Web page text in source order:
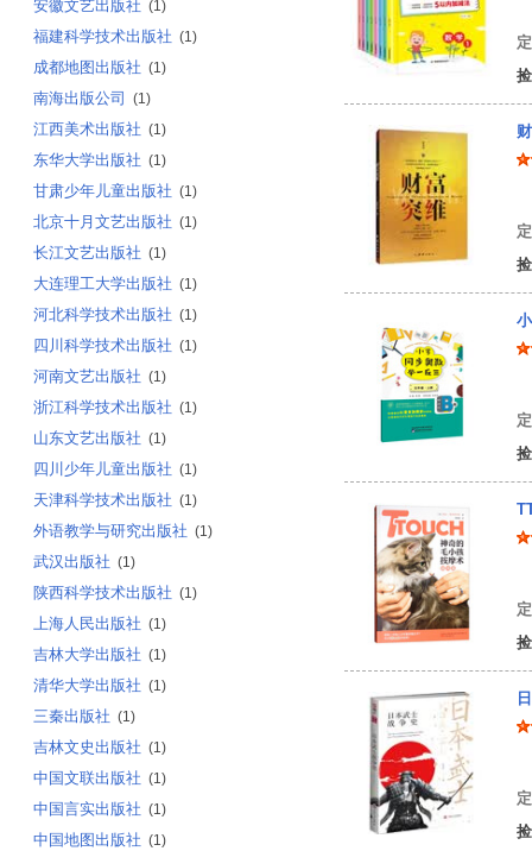
安徽文艺出版社 (1)
福建科学技术出版社 (1)
成都地图出版社 (1)
南海出版公司 (1)
江西美术出版社 (1)
东华大学出版社 (1)
甘肃少年儿童出版社 (1)
北京十月文艺出版社 (1)
长江文艺出版社 (1)
大连理工大学出版社 (1)
河北科学技术出版社 (1)
四川科学技术出版社 (1)
河南文艺出版社 (1)
浙江科学技术出版社 (1)
山东文艺出版社 (1)
四川少年儿童出版社 (1)
天津科学技术出版社 (1)
外语教学与研究出版社 (1)
武汉出版社 (1)
陕西科学技术出版社 (1)
上海人民出版社 (1)
吉林大学出版社 (1)
清华大学出版社 (1)
三秦出版社 (1)
吉林文史出版社 (1)
中国文联出版社 (1)
中国言实出版社 (1)
中国地图出版社 (1)